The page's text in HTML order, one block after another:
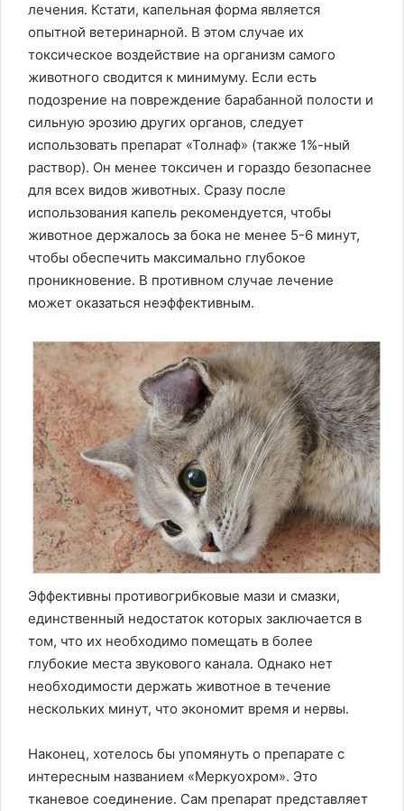
лечения. Кстати, капельная форма является
опытной ветеринарной. В этом случае их
токсическое воздействие на организм самого
животного сводится к минимуму. Если есть
подозрение на повреждение барабанной полости и
сильную эрозию других органов, следует
использовать препарат «Толнаф» (также 1%-ный
раствор). Он менее токсичен и гораздо безопаснее
для всех видов животных. Сразу после
использования капель рекомендуется, чтобы
животное держалось за бока не менее 5-6 минут,
чтобы обеспечить максимально глубокое
проникновение. В противном случае лечение
может оказаться неэффективным.
Эффективны противогрибковые мази и смазки,
единственный недостаток которых заключается в
том, что их необходимо помещать в более
глубокие места звукового канала. Однако нет
необходимости держать животное в течение
нескольких минут, что экономит время и нервы.
Наконец, хотелось бы упомянуть о препарате с
интересным названием «Меркуохром». Это
тканевое соединение. Сам препарат представляет